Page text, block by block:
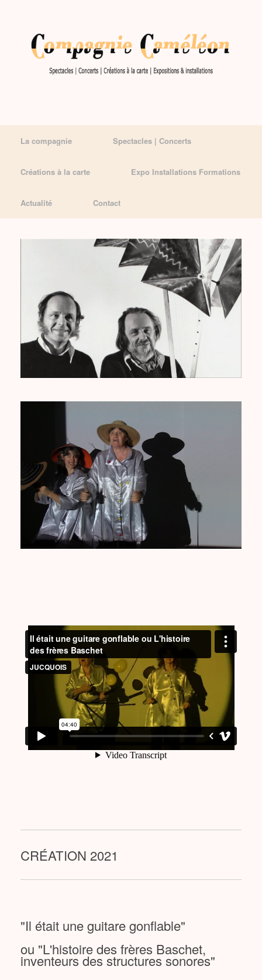
La compagnie Spectacles | Concerts
Créations à la carte Expo Installations Formations
Actualité Contact
CRÉATION 2021
"Il était une guitare gonflable"
ou "L'histoire des frères Baschet,
inventeurs des structures sonores"